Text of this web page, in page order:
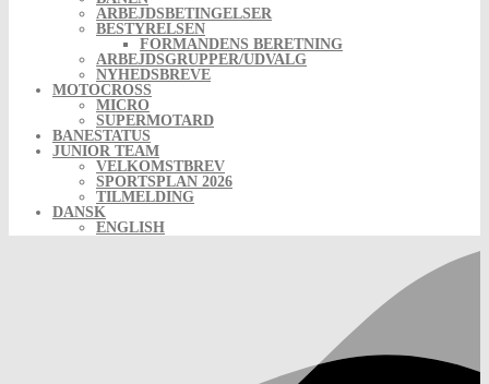
ARBEJDSBETINGELSER
BESTYRELSEN
FORMANDENS BERETNING
ARBEJDSGRUPPER/UDVALG
NYHEDSBREVE
MOTOCROSS
MICRO
SUPERMOTARD
BANESTATUS
JUNIOR TEAM
VELKOMSTBREV
SPORTSPLAN 2026
TILMELDING
DANSK
ENGLISH